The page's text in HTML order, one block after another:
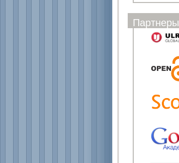
Партнеры